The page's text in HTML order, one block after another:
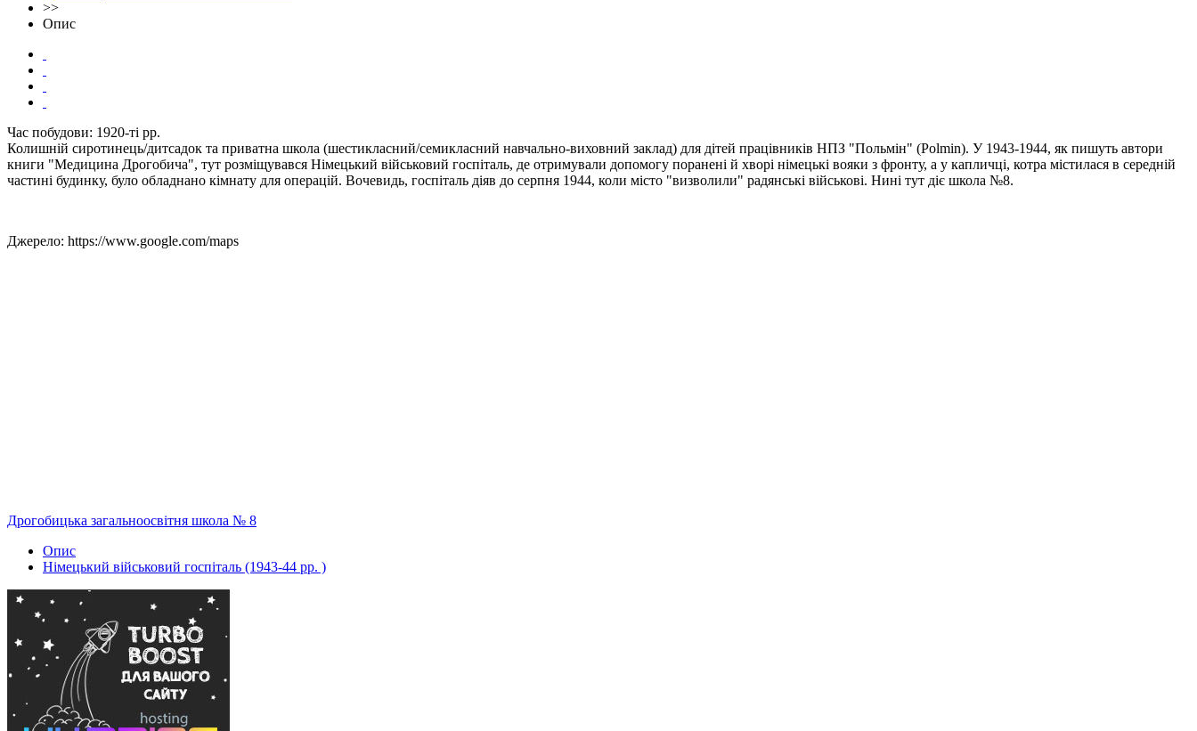
>>
Опис
Час побудови: 1920-ті рр.
Колишній сиротинець/дитсадок та приватна школа (шестикласний/семикласний навчально-виховний заклад) для дітей працівників НПЗ "Польмін" (Polmin). У 1943-1944, як пишуть автори
книги "Медицина Дрогобича", тут розміщувався Німецький військовий госпіталь, де отримували допомогу поранені й хворі німецькі вояки з фронту, а у капличці, котра містилася в середній
частині будинку, було обладнано кімнату для операцій. Вочевидь, госпіталь діяв до серпня 1944, коли місто "визволили" радянські військові. Нині тут діє школа №8.
Джерело: https://www.google.com/maps
Дрогобицька загальноосвітня школа № 8
Опис
Німецький військовий госпіталь (1943-44 рр. )